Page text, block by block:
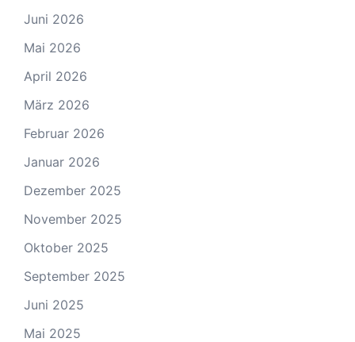
Juni 2026
Mai 2026
April 2026
März 2026
Februar 2026
Januar 2026
Dezember 2025
November 2025
Oktober 2025
September 2025
Juni 2025
Mai 2025